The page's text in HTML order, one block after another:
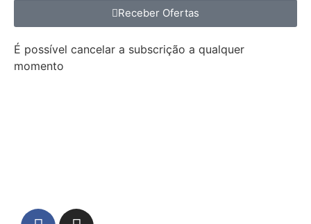
Receber Ofertas
É possível cancelar a subscrição a qualquer
momento